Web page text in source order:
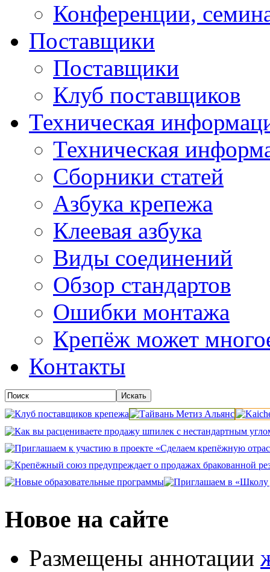
Конференции,
Поставщики
Поставщики
Клуб поставщиков
Техническая
Техническая
Сборники статей
Азбука крепежа
Клеевая азбука
Виды соединений
Обзор стандартов
Ошибки монтажа
Крепёж может
Контакты
Новое на сайте
Размещены аннотации